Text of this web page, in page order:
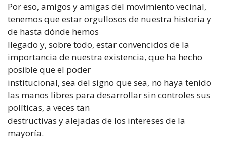
Por eso, amigos y amigas del movimiento vecinal,
tenemos que estar orgullosos de nuestra historia y
de hasta dónde hemos
llegado y, sobre todo, estar convencidos de la
importancia de nuestra existencia, que ha hecho
posible que el poder
institucional, sea del signo que sea, no haya tenido
las manos libres para desarrollar sin controles sus
políticas, a veces tan
destructivas y alejadas de los intereses de la
mayoría.